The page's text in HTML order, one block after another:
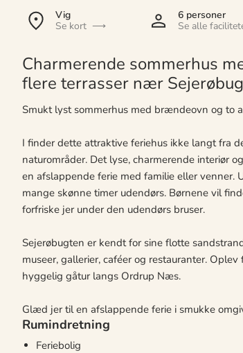
Vig
Se kort
6 personer
Se alle
Charmerende sommerhus
flere terrasser nær
Smukt lyst sommerhus med brændeovn og to
I finder dette attraktive feriehus ikke langt fra
naturområder. Det lyse, charmerende interiør
en afslappende ferie med familie eller
mange skønne timer udendørs. Børnene vil
forfriske jer under den udendørs bruser.
Sejerøbugten er kendt for sine flotte
museer, gallerier, caféer og restauranter.
hyggelig gåtur langs Ordrup Næs.
Glæd jer til en afslappende ferie i smukke
Rumindretning
Feriebolig